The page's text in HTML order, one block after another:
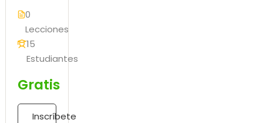
0
Lecciones
15
Estudiantes
Gratis
Inscríbete